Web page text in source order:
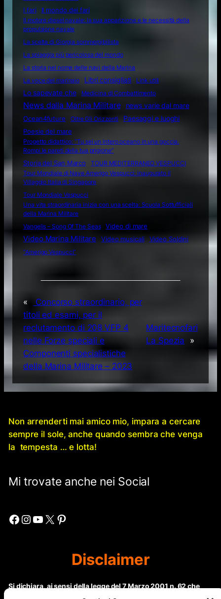
I fari
Il mondo dei fari
Il motore diesel navale: la sua apparizione e le necessità della
propulsione navale
La scelta di Giorgia sommergibilista
La spiaggia più pericolosa del mondo
La storia nel nome delle navi della Marina
La voce del marinaio
Libri consigliati Link utili
Lo sapevate che Medicina di Combattimento
News dalla Marina Militare
news varie dal mare
Ocean4future
Oltre Gli Orizzonti
Paesaggi e luoghi
Poesie del mare
Progetto didattico: “Tu sei un intero oceano in una goccia.
Rompi le pareti della tua prigione”
Storia del San Marco
TOUR MEDITERRANEO VESPUCCI
Tour Mondiale di Nave Amerigo Vespucci: inaugurato il
Villaggio Italia di Singapore
Tour Mondiale Vespucci
Una vita straordinaria inizia con una scelta: Scuola Sottufficiali
della Marina Militare
Vangelis – Song Of The Seas
Video di mare
Video Marina Militare Video musicali
Video Soldini
“Amerigo Vespucci”
«
Concorso straordinario, per
titoli ed esami, per il
reclutamento di 208 VFP 4
nelle Forze speciali e
Componenti specialistiche
della Marina Militare – 2023
Maritecnofari
La Spezia
»
Non arrenderti mai amico mio, impara a cercare
sempre il sole, anche quando sembra che venga
la tempesta … e lotta!
Mi trovate anche nei Social
Facebook Instagram YouTube X Pinterest
Disclaimer
Si dichiara, ai sensi della legge del 7 Marzo 2001 n. 62 che
questo sito non rientra nella categoria di “Informazione